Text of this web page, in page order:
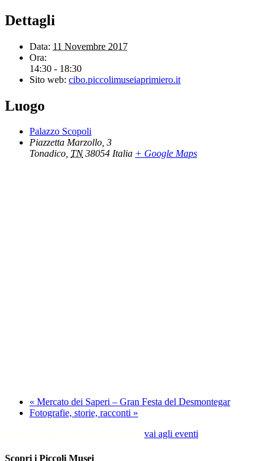
Dettagli
Data: 11 Novembre 2017
Ora:
14:30 - 18:30
Sito web: cibo.piccolimuseiaprimiero.it
Luogo
Palazzo Scopoli
Piazzetta Marzollo, 3
Tonadico, TN 38054 Italia + Google Maps
« Mercato dei Saperi – Gran Festa del Desmontegar
Fotografie, storie, racconti »
vai agli eventi
Scopri i Piccoli Musei